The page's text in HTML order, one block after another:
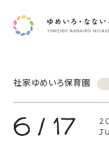
社家ゆめいろ保育園
6 / 17